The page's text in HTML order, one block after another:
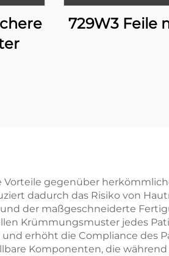
729W3 Feile
gegenüber
dadurch das Risiko von
der maßgeschneiderte
Krümmungsmuster jedes
erhöht die Compliance des
Komponenten, die